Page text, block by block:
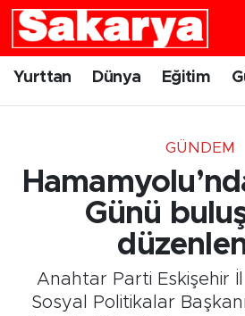
Yurttan Dünya Eğitim
GÜNDEM
Günü
Anahtar Parti Eskişehir İl
Sosyal Politikalar
Yurttan
Gündem
Eskişehirspor
Spor
Eskişehir Nöbetçi
Eskişehir Trafik Yoğunluk
Süper Lig Puan Durumu
Tüm Manşetler